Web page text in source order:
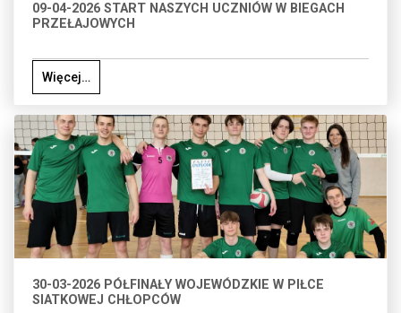
09-04-2026 START NASZYCH UCZNIÓW W BIEGACH
PRZEŁAJOWYCH
Więcej…
30-03-2026 PÓŁFINAŁY WOJEWÓDZKIE W PIŁCE
SIATKOWEJ CHŁOPCÓW